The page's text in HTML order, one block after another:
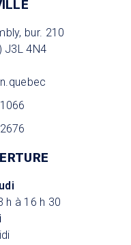
bur. 210
J3L 4N4
h à 16 h 30